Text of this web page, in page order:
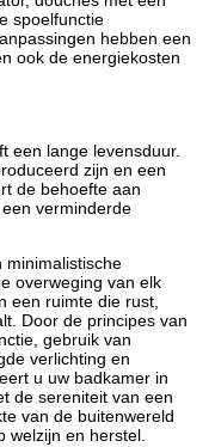
spoelfunctie
hebben een
ook de energiekosten
een lange levensduur.
zijn en een
de behoefte aan
verminderde
minimalistische
overweging van elk
een ruimte die rust,
Door de principes van
gebruik van
verlichting en
u uw badkamer in
de sereniteit van een
van de buitenwereld
welzijn en herstel.